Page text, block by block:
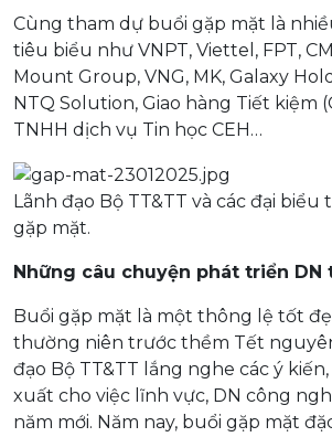
Cùng tham dự buổi gặp mặt là
tiêu biểu như VNPT, Viettel, FPT,
Mount Group, VNG, MK, Galaxy
NTQ Solution, Giao hàng Tiết kiệm
TNHH dịch vụ Tin học CEH…
Lãnh đạo Bộ TT&TT và các đại
gặp mặt.
Những câu chuyện phát triển
Buổi gặp mặt là một thông lệ tốt
thường niên trước thềm Tết
đạo Bộ TT&TT lắng nghe các ý
xuất cho việc lĩnh vực, DN công
năm mới. Năm nay, buổi gặp mặt